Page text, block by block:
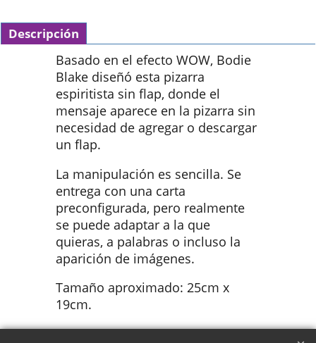
Descripción
Basado en el efecto WOW, Bodie
Blake diseñó esta pizarra
espiritista sin flap, donde el
mensaje aparece en la pizarra sin
necesidad de agregar o descargar
un flap.
La manipulación es sencilla. Se
entrega con una carta
preconfigurada, pero realmente
se puede adaptar a la que
quieras, a palabras o incluso la
aparición de imágenes.
Tamaño aproximado: 25cm x
19cm.